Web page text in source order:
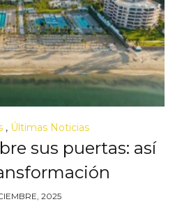
, Últimas Noticias
sus puertas: así
2025